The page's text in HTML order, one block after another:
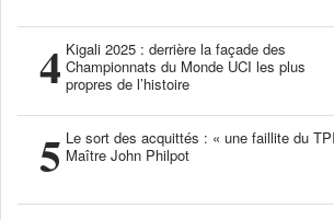
4 Kigali 2025 : derrière la façade des
Championnats du Monde UCI les plus
propres de l’histoire
5 Le sort des acquittés : « une faillite du
Maître John Philpot